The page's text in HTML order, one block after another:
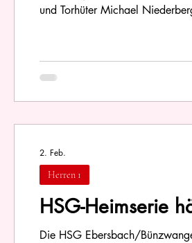
und Torhüter Michael
HSG-Heimserie
Die HSG Ebersbach/
Herren 1
2. Feb.